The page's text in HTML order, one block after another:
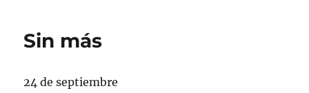
Sin más
24 de septiembre